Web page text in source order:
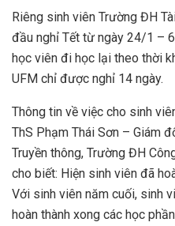
Riêng sinh viên Trường ĐH
đầu nghỉ Tết từ ngày 24/1 –
học viên đi học lại theo thời
UFM chỉ được nghỉ 14 ngày.
Thông tin về việc cho sinh
ThS Phạm Thái Sơn – Giám
Truyền thông, Trường ĐH
cho biết: Hiện sinh viên đã
Với sinh viên năm cuối, sinh
hoàn thành xong các học